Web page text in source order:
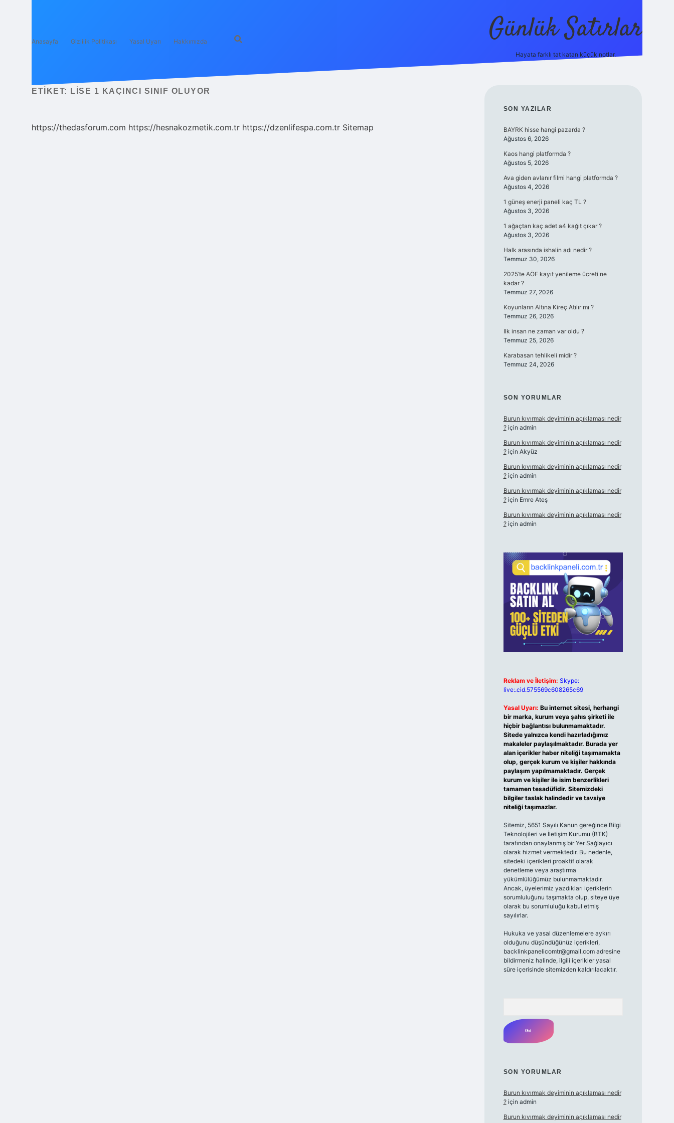
Anasayfa Gizlilik Politikası Yasal Uyarı Hakkımızda Günlük Satırlar
Hayata farklı tat katan küçük notlar.
ETIKET: LISE 1 KAÇINCI SINIF OLUYOR
https://thedasforum.com https://hesnakozmetik.com.tr https://dzenlifespa.com.tr Sitemap
SIDEBAR
SON YAZILAR
BAYRK hisse hangi pazarda ?
Ağustos 6, 2026
Kaos hangi platformda ?
Ağustos 5, 2026
Ava giden avlanır filmi hangi platformda ?
Ağustos 4, 2026
1 güneş enerji paneli kaç TL ?
Ağustos 3, 2026
1 ağaçtan kaç adet a4 kağıt çıkar ?
Ağustos 3, 2026
Halk arasında ishalin adı nedir ?
Temmuz 30, 2026
2025’te AÖF kayıt yenileme ücreti ne
kadar ?
Temmuz 27, 2026
Koyunların Altına Kireç Atılır mı ?
Temmuz 26, 2026
Ilk insan ne zaman var oldu ?
Temmuz 25, 2026
Karabasan tehlikeli midir ?
Temmuz 24, 2026
SON YORUMLAR
Burun kıvırmak deyiminin açıklaması nedir
?için admin
Burun kıvırmak deyiminin açıklaması nedir
?için Akyüz
Burun kıvırmak deyiminin açıklaması nedir
?için admin
Burun kıvırmak deyiminin açıklaması nedir
?için Emre Ateş
Burun kıvırmak deyiminin açıklaması nedir
?için admin
Reklam ve İletişim: Skype:
live:.cid.575569c608265c69
Yasal Uyarı: Bu internet sitesi, herhangi
bir marka, kurum veya şahıs şirketi ile
hiçbir bağlantısı bulunmamaktadır.
Sitede yalnızca kendi hazırladığımız
makaleler paylaşılmaktadır. Burada yer
alan içerikler haber niteliği taşımamakta
olup, gerçek kurum ve kişiler hakkında
paylaşım yapılmamaktadır. Gerçek
kurum ve kişiler ile isim benzerlikleri
tamamen tesadüfidir. Sitemizdeki
bilgiler taslak halindedir ve tavsiye
niteliği taşımazlar.
Sitemiz, 5651 Sayılı Kanun gereğince Bilgi
Teknolojileri ve İletişim Kurumu (BTK)
tarafından onaylanmış bir Yer Sağlayıcı
olarak hizmet vermektedir. Bu nedenle,
sitedeki içerikleri proaktif olarak
denetleme veya araştırma
yükümlülüğümüz bulunmamaktadır.
Ancak, üyelerimiz yazdıkları içeriklerin
sorumluluğunu taşımakta olup, siteye üye
olarak bu sorumluluğu kabul etmiş
sayılırlar.
Hukuka ve yasal düzenlemelere aykırı
olduğunu düşündüğünüz içerikleri,
backlinkpanelicomtr@gmail.comadresine
bildirmeniz halinde, ilgili içerikler yasal
süre içerisinde sitemizden kaldırılacaktır.
SON YORUMLAR
Burun kıvırmak deyiminin açıklaması nedir
?için admin
Burun kıvırmak deyiminin açıklaması nedir